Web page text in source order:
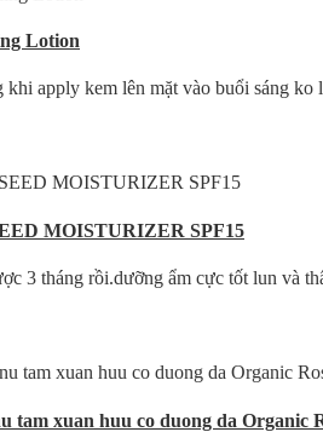
Lotion
apply kem lên mặt vào buổi sáng
MOISTURIZER SPF15
3 tháng rồi.dưỡng ẩm cực tốt lun và
tam xuan huu co duong da Organic